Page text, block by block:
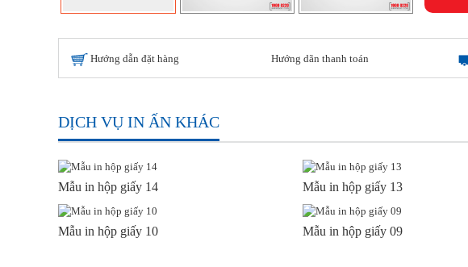
Hướng dẫn đặt hàng Hướng dãn thanh toán
DỊCH VỤ IN ẤN KHÁC
Mẫu in hộp giấy 14 Mẫu in hộp giấy 13
Mẫu in hộp giấy 10 Mẫu in hộp giấy 09